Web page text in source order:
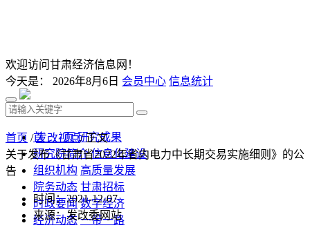
欢迎访问甘肃经济信息网！
今天是： 2026年8月6日 会员中心 信息统计
首 页 研究成果
研究院简介 信息化建设
组织机构 高质量发展
院务动态 甘肃招标
时政要闻 数字经济
经济动态 一带一路
首页 /发改视点/ 正文
关于发布《甘肃省2022年省内电力中长期交易实施细则》的公
告
时间：2021-12-07
来源：发改委网站